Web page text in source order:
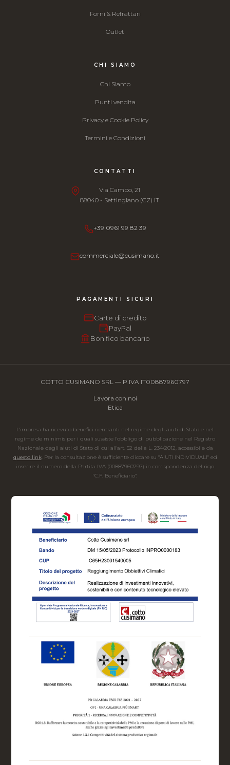
Forni & Refrattari
Outlet
CHI SIAMO
Chi Siamo
Punti vendita
Privacy e Cookie Policy
Termini e Condizioni
CONTATTI
Via Campo, 21
88040 - Settingiano (CZ) IT
+39 0961 99 82 39
commerciale@cusimano.it
PAGAMENTI SICURI
Carte di credito
PayPal
Bonifico bancario
COTTO CUSIMANO SRL — P.IVA IT00887960797
Lavora con noi
Etica
L'impresa ha ricevuto benefici rientranti nel regime degli aiuti di Stato e nel
regime de minimis per i quali sussiste l'obbligo di pubblicazione nel Registro
Nazionale degli aiuti di Stato di cui all'art. 52 della L. 234/2012, accessibile da
questo link. Per la consultazione è sufficiente cliccare su "AIUTI INDIVIDUALI" ed
inserire il numero della Partita IVA (00887960797) in corrispondenza del rigo
"C.F. Beneficiario".